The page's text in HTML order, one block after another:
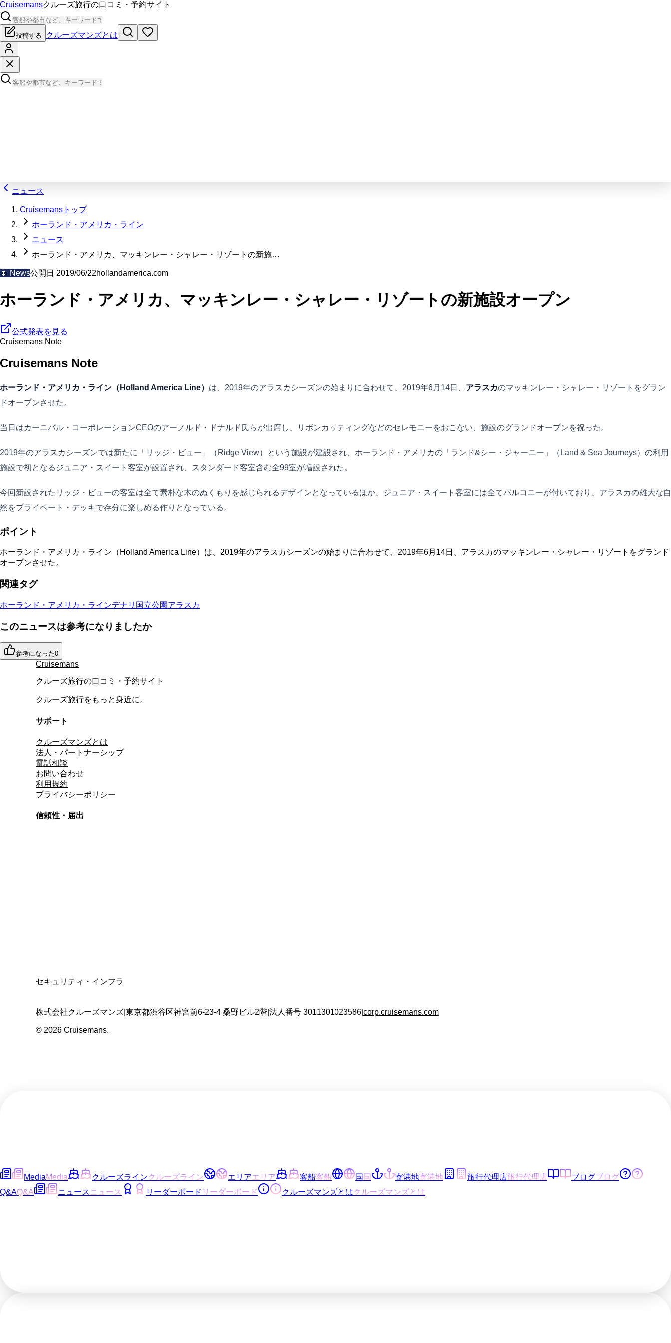
Cruisemansクルーズ旅行の口コミ・予約サイト
投稿する クルーズマンズとは
ニュース
Cruisemansトップ
ホーランド・アメリカ・ライン
ニュース
ホーランド・アメリカ、マッキンレー・シャレー・リゾートの新施…
🌷 News公開日 2019/06/22hollandamerica.com
ホーランド・アメリカ、マッキンレー・シャレー・リゾートの新施設オープン
公式発表を見る
Cruisemans Note
Cruisemans Note
ホーランド・アメリカ・ライン（Holland America Line） は、2019年のアラスカシーズンの始まりに合わせて、2019年6月14日、 アラスカのマッキンレー・シャレー・リゾートをグラン
ドオープンさせた。
当日はカーニバル・コーポレーションCEOのアーノルド・ドナルド氏らが出席し、リボンカッティングなどのセレモニーをおこない、施設のグランドオープンを祝った。
2019年のアラスカシーズンでは新たに「リッジ・ビュー」（Ridge View）という施設が建設され、ホーランド・アメリカの「ランド&シー・ジャーニー」（Land & Sea Journeys）の利用
施設で初となるジュニア・スイート客室が設置され、スタンダード客室含む全99室が増設された。
今回新設されたリッジ・ビューの客室は全て素朴な木のぬくもりを感じられるデザインとなっているほか、ジュニア・スイート客室には全てバルコニーが付いており、アラスカの雄大な自
然をプライベート・デッキで存分に楽しめる作りとなっている。
ポイント
ホーランド・アメリカ・ライン（Holland America Line）は、2019年のアラスカシーズンの始まりに合わせて、2019年6月14日、アラスカのマッキンレー・シャレー・リゾートをグランド
オープンさせた。
関連タグ
ホーランド・アメリカ・ラインデナリ国立公園 アラスカ
このニュースは参考になりましたか
参考になった0
Cruisemans
クルーズ旅行の口コミ・予約サイト
クルーズ旅行をもっと身近に。
サポート
クルーズマンズとは
法人・パートナーシップ
電話相談
お問い合わせ
利用規約
プライバシーポリシー
信頼性・届出
セキュリティ・インフラ
株式会社クルーズマンズ 東京都渋谷区神宮前6-23-4 桑野ビル2階 法人番号 3011301023586 corp.cruisemans.com
© 2026 Cruisemans.
MediaMedia クルーズラインクルーズライン エリアエリア 客船客船 国国 寄港地寄港地 旅行代理店旅行代理店 ブログブログ
Q&AQ&A ニュース ニュース リーダーボード リーダーボード クルーズマンズとはクルーズマンズとは